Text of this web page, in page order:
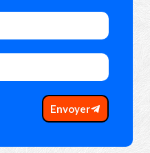
Envoyer